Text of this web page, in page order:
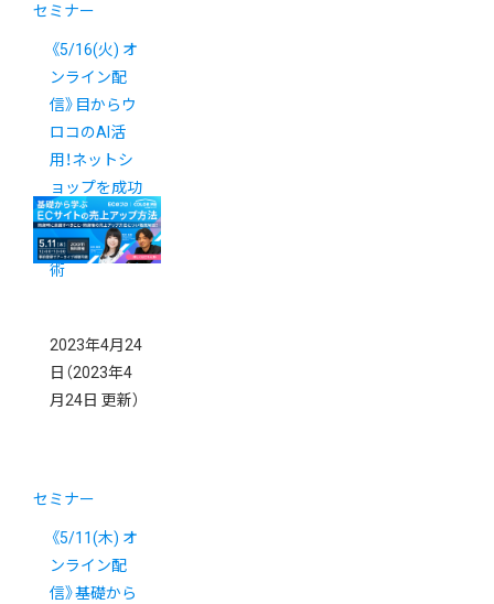
セミナー
《5/16(火) オ
ンライン配
信》目からウ
ロコのAI活
用！ネットシ
ョップを成功
に近づけるコ
ンテンツ作成
術
2023年4月24
日 （2023年4
月24日 更新）
セミナー
《5/11(木) オ
ンライン配
信》基礎から